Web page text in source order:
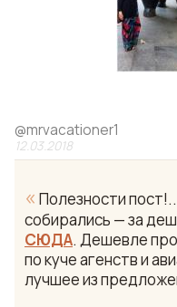
@mrvacationer1
12.03.2018
« Полезности
собирались — за
СЮДА. Дешевле
по куче агенств и
лучшее из